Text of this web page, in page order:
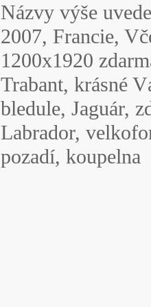
Názvy výše
2007, Francie,
1200x1920
Trabant, krásné
bledule, Jaguár,
Labrador,
pozadí, koupelna